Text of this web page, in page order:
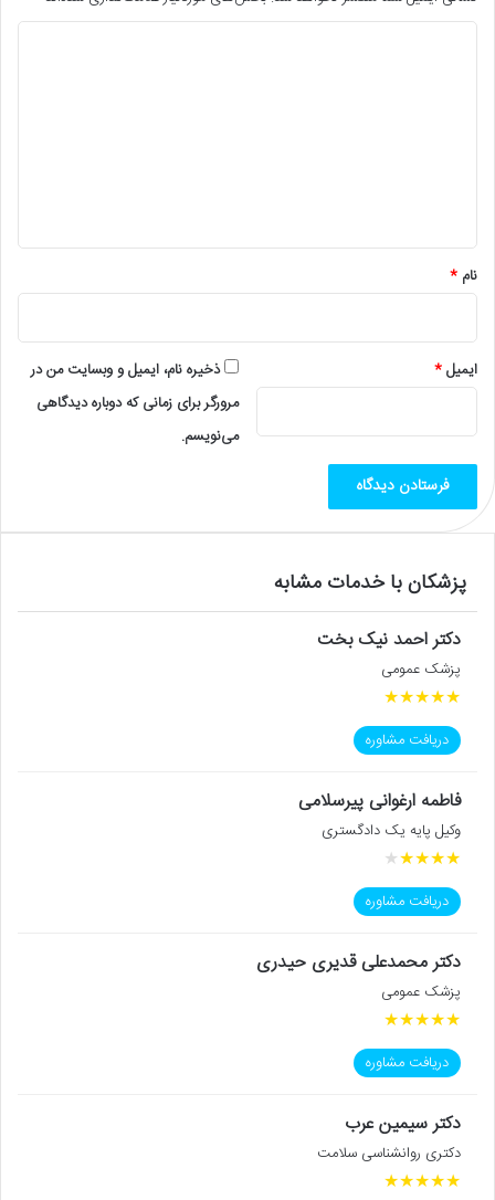
نام *
ایمیل*
ذخیره نام، ایمیل و وبسایت من در
مرورگر برای زمانی که دوباره دیدگاهی
می‌نویسم.
پزشکان با خدمات مشابه
دکتر احمد نیک بخت
پزشک عمومی
★
★
★
★
★
دریافت مشاوره
فاطمه ارغوانی پیرسلامی
وکیل پایه یک دادگستری
★
★
★
★
★
دریافت مشاوره
دکتر محمدعلی قدیری حیدری
پزشک عمومی
★
★
★
★
★
دریافت مشاوره
دکتر سیمین عرب
دکتری روانشناسی سلامت
★
★
★
★
★